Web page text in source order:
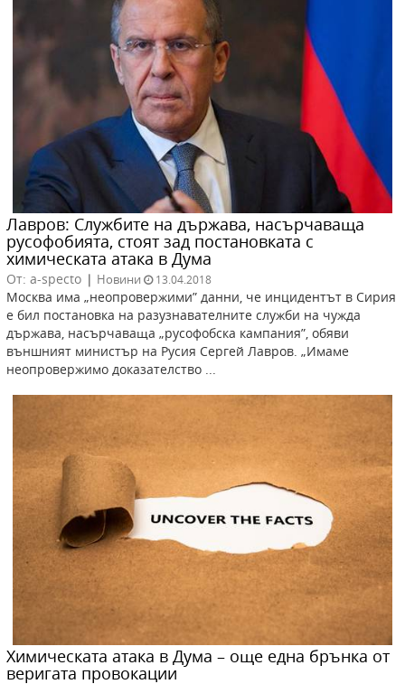
Лавров: Службите на държава, насърчаваща
русофобията, стоят зад постановката с
химическата атака в Дума
От: a-specto | Новини 13.04.2018
Москва има „неопровержими” данни, че инцидентът в Сирия
е бил постановка на разузнавателните служби на чужда
държава, насърчаваща „русофобска кампания”, обяви
външният министър на Русия Сергей Лавров. „Имаме
неопровержимо доказателство ...
Химическата атака в Дума – още една брънка от
веригата провокации